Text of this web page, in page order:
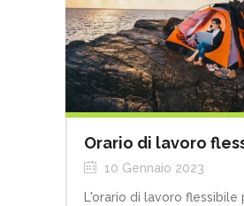
Orario di lavoro
10 Gennaio 2023
L'orario di lavoro flessibile